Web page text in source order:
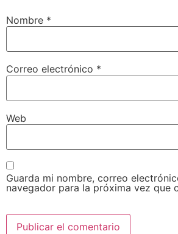
Nombre *
Correo electrónico *
Web
Guarda mi nombre, correo
navegador para la próxima vez que